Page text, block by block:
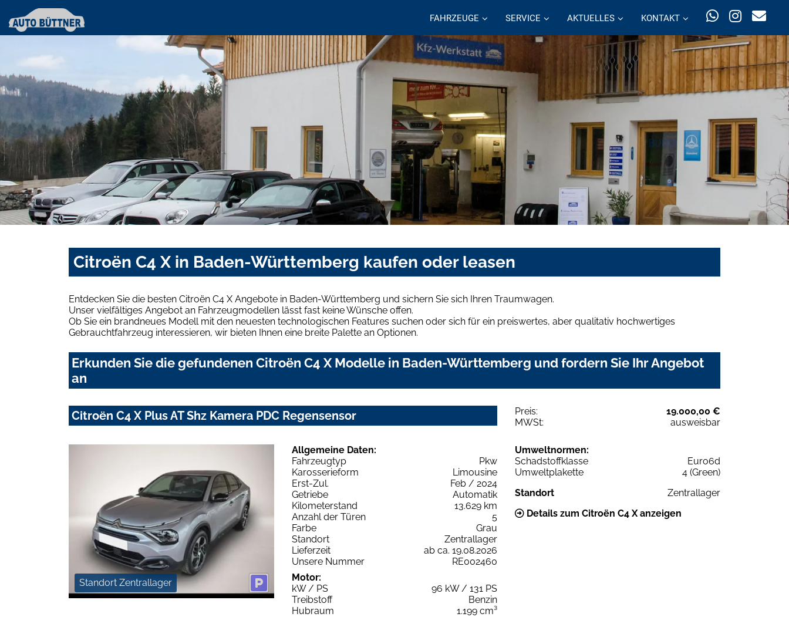
FAHRZEUGE SERVICE AKTUELLES KONTAKT
Citroën C4 X in Baden-Württemberg kaufen oder leasen
Entdecken Sie die besten Citroën C4 X Angebote in Baden-Württemberg und sichern Sie sich Ihren Traumwagen.
Unser vielfältiges Angebot an Fahrzeugmodellen lässt fast keine Wünsche offen.
Ob Sie ein brandneues Modell mit den neuesten technologischen Features suchen oder sich für ein preiswertes, aber qualitativ hochwertiges
Gebrauchtfahrzeug interessieren, wir bieten Ihnen eine breite Palette an Optionen.
Erkunden Sie die gefundenen Citroën C4 X Modelle in Baden-Württemberg und fordern Sie Ihr Angebot
an
Citroën C4 X Plus AT Shz Kamera PDC Regensensor Preis:
19.000,00 €
MWSt:
ausweisbar
Standort Zentrallager
Allgemeine Daten:
Fahrzeugtyp
Pkw
Karosserieform
Limousine
Erst-Zul.
Feb / 2024
Getriebe
Automatik
Kilometerstand
13.629 km
Anzahl der Türen
5
Farbe
Grau
Standort
Zentrallager
Lieferzeit
ab ca. 19.08.2026
Unsere Nummer
RE002460
Motor:
kW / PS
96 kW / 131 PS
Treibstoff
Benzin
Hubraum
1.199 cm³
Umweltnormen:
Schadstoffklasse
Euro6d
Umweltplakette
4 (Green)
Standort
Zentrallager
Details zum Citroën C4 X anzeigen